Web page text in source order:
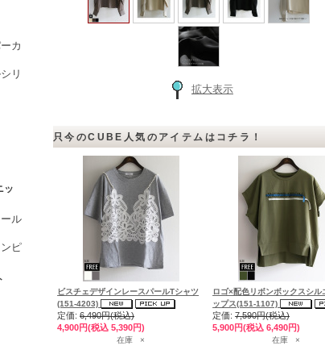
カ
リ
ッ
ル
ピ
拡大表示
只今のCUBE人気のアイテムはコチラ！
ビスチェデザインレースパールTシャツ
(151-4203)
定価:6,490円(税込)
4,900円(税込 5,390円)
在庫 ×
ロゴ×配色リボンボックスシル
ップス(151-1107)
定価:7,590円(税込)
5,900円(税込 6,490円)
在庫 ×